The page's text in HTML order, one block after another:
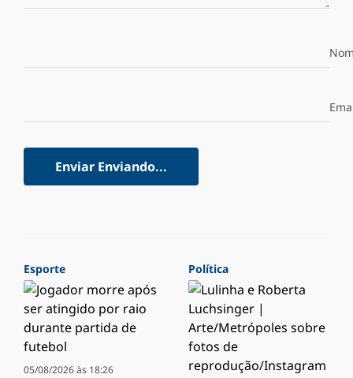
Enviar Enviando...
Esporte
05/08/2026 às 18:26
Política